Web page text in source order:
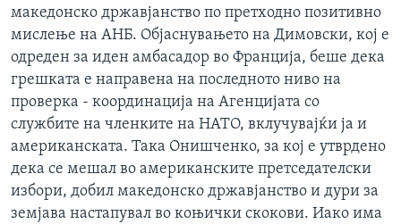
македонско државјанство по претходно позитивно
мислење на АНБ. Објаснувањето на Димовски, кој е
одреден за иден амбасадор во Франција, беше дека
грешката е направена на последното ниво на
проверка - координација на Агенцијата со
службите на членките на НАТО, вклучувајќи ја и
американската. Така Онишченко, за кој е утврдено
дека се мешал во американските претседателски
избори, добил македонско државјанство и дури за
земјава настапувал во коњички скокови. Иако има